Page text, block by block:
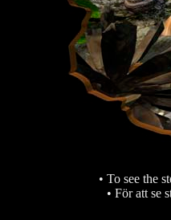
• To see the
• För att se